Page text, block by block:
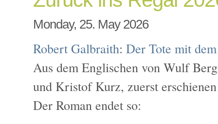
Monday, 25. May 2026
Robert Galbraith:Der Tote mit
Aus dem Englischen von Wulf
und Kristof Kurz, zuerst
Der Roman endet so: